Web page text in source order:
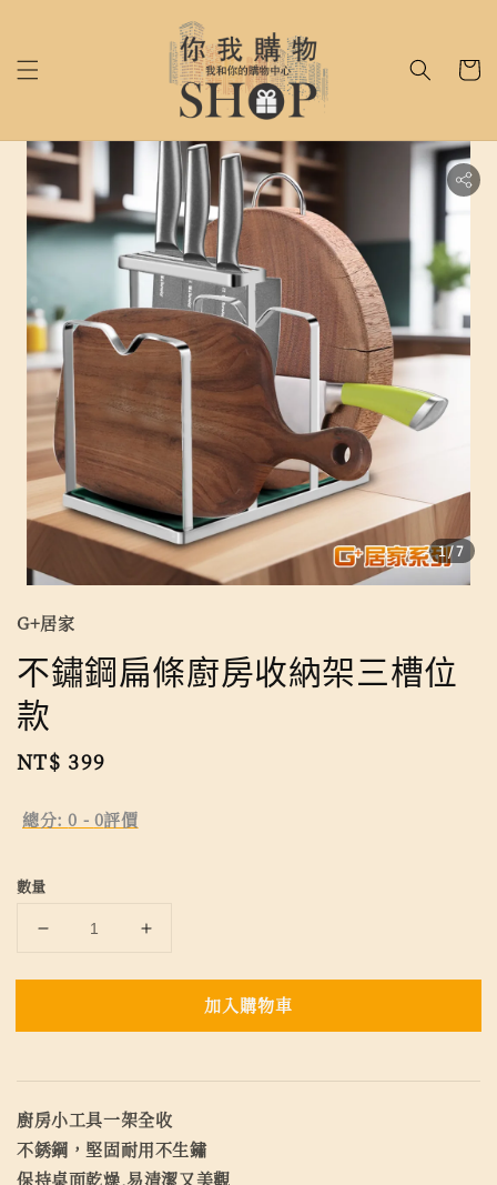
1/7
G+居家
不鏽鋼扁條廚房收納架三槽位
款
Regular
NT$ 399
總分:0 - 0評價
數量
加入購物車
廚房小工具一架全收
不銹鋼，堅固耐用不生鏽
保持桌面乾燥,易清潔又美觀